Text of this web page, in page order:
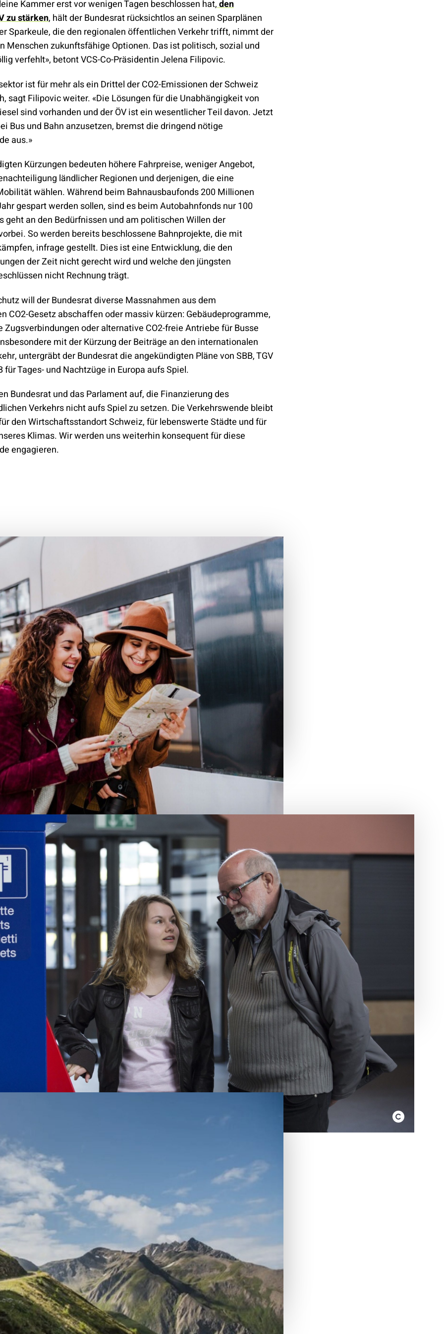
Kammer erst vor wenigen Tagen beschlossen hat,den
zu stärken, hält der Bundesrat rücksichtlos an seinen Sparplänen
Sparkeule, die den regionalen öffentlichen Verkehr trifft, nimmt der
Menschen zukunftsfähige Optionen. Das ist politisch, sozial und
verfehlt», betont VCS-Co-Präsidentin Jelena Filipovic.
ist für mehr als ein Drittel der CO2-Emissionen der Schweiz
sagt Filipovic weiter. «Die Lösungen für die Unabhängigkeit von
sind vorhanden und der ÖV ist ein wesentlicher Teil davon. Jetzt
Bus und Bahn anzusetzen, bremst die dringend nötige
aus.»
Kürzungen bedeuten höhere Fahrpreise, weniger Angebot,
ländlicher Regionen und derjenigen, die eine
wählen. Während beim Bahnausbaufonds 200 Millionen
gespart werden sollen, sind es beim Autobahnfonds nur 100
geht an den Bedürfnissen und am politischen Willen der
So werden bereits beschlossene Bahnprojekte, die mit
infrage gestellt. Dies ist eine Entwicklung, die den
der Zeit nicht gerecht wird und welche den jüngsten
nicht Rechnung trägt.
will der Bundesrat diverse Massnahmen aus dem
CO2-Gesetz abschaffen oder massiv kürzen: Gebäudeprogramme,
oder alternative CO2-freie Antriebe für Busse
mit der Kürzung der Beiträge an den internationalen
untergräbt der Bundesrat die angekündigten Pläne von SBB, TGV
für Tages- und Nachtzüge in Europa aufs Spiel.
Bundesrat und das Parlament auf, die Finanzierung des
Verkehrs nicht aufs Spiel zu setzen. Die Verkehrswende bleibt
den Wirtschaftsstandort Schweiz, für lebenswerte Städte und für
Klimas. Wir werden uns weiterhin konsequent für diese
engagieren.
Zug statt Flug
Die Luftfahrt ist der grösste Treiber für die
Klimaerwärmung. Dabei sind die meisten
europäischen Städte einfach mit dem Zug erreichbar.
Wir haben die Tipps, Berichte und
Hintergrundinformationen dazu.
Mehr erfahren
und Billette
einfach zugänglichen öffentlichen Verkehr
neben einem gut ausgebauten Netz faire
Tarife. Der VCS setzt sich dafür ein,
einfach zu ihrem
müssen und dass für alle die gleichen
Freizeitverkehr
Der Freizeitverkehr verursacht über 40 Prozent des
Gesamtverkehrsaufkommens in der Schweiz. Wir
unterstützen deshalb Angebote, die eine attraktive
Alternative zum Auto bieten. Sei es zur
Schneeschuhwanderung mit dem Schneetourenbus,
zu den Naturpärken der Schweiz mit Fahrtziel Natur
oder zur Wanderung in die Berge mit dem Bus Alpin.
Mehr erfahren